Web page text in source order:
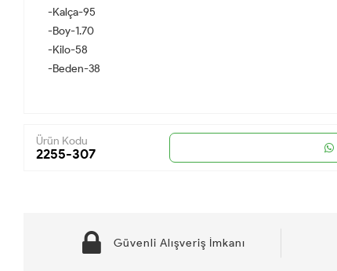
-Kalça-95
-Boy-1.70
-Kilo-58
-Beden-38
Ürün Kodu
2255-307
Güvenli Alışveriş İmkanı